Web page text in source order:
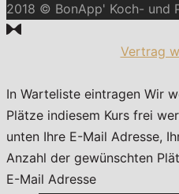
2018 © BonApp' Koch- und
Vertrag
In Warteliste eintragen Wir
Plätze indiesem Kurs frei
unten Ihre E-Mail Adresse,
Anzahl der gewünschten
E-Mail Adresse